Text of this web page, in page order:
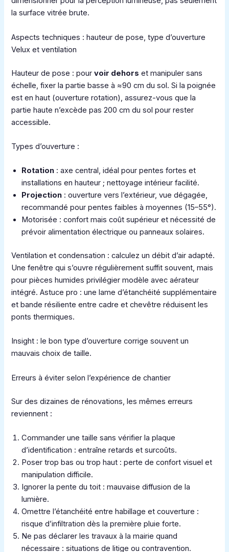
la surface vitrée brute.
Aspects techniques : hauteur de pose, type d’ouverture
Velux et ventilation
Hauteur de pose : pourvoir dehors et manipuler sans
échelle, fixer la partie basse à ≈90 cm du sol. Si la poignée
est en haut (ouverture rotation), assurez-vous que la
partie haute n’excède pas 200 cm du sol pour rester
accessible.
Types d’ouverture :
Rotation : axe central, idéal pour pentes fortes et
installations en hauteur ; nettoyage intérieur facilité.
Projection : ouverture vers l’extérieur, vue dégagée,
recommandé pour pentes faibles à moyennes (15–55°).
Motorisée : confort mais coût supérieur et nécessité de
prévoir alimentation électrique ou panneaux solaires.
Ventilation et condensation : calculez un débit d’air adapté.
Une fenêtre qui s’ouvre régulièrement suffit souvent, mais
pour pièces humides privilégier modèle avec aérateur
intégré. Astuce pro : une lame d’étanchéité supplémentaire
et bande résiliente entre cadre et chevêtre réduisent les
ponts thermiques.
Insight : le bon type d’ouverture corrige souvent un
mauvais choix de taille.
Erreurs à éviter selon l’expérience de chantier
Sur des dizaines de rénovations, les mêmes erreurs
reviennent :
Commander une taille sans vérifier la plaque
d’identification : entraîne retards et surcoûts.
Poser trop bas ou trop haut : perte de confort visuel et
manipulation difficile.
Ignorer la pente du toit : mauvaise diffusion de la
lumière.
Omettre l’étanchéité entre habillage et couverture :
risque d’infiltration dès la première pluie forte.
Ne pas déclarer les travaux à la mairie quand
nécessaire : situations de litige ou contravention.